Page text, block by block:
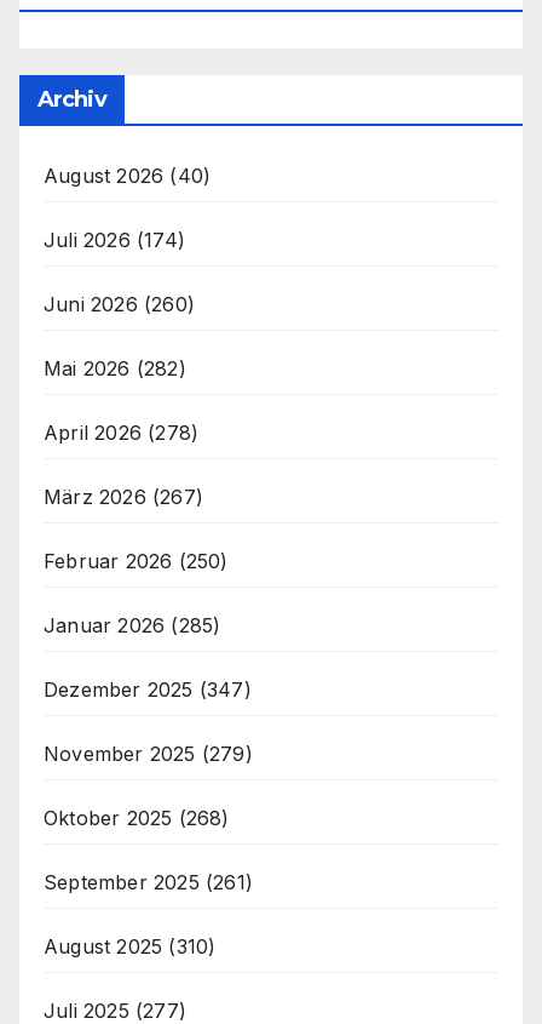
Archiv
August 2026 (40)
Juli 2026 (174)
Juni 2026 (260)
Mai 2026 (282)
April 2026 (278)
März 2026 (267)
Februar 2026 (250)
Januar 2026 (285)
Dezember 2025 (347)
November 2025 (279)
Oktober 2025 (268)
September 2025 (261)
August 2025 (310)
Juli 2025 (277)